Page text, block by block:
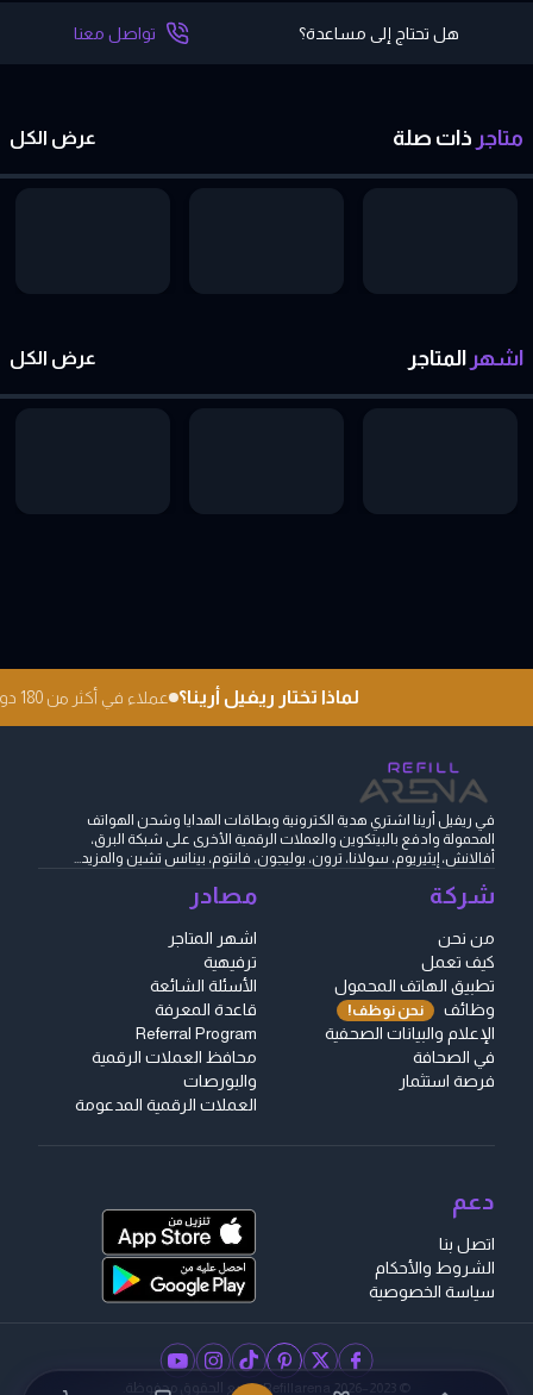
هل تحتاج إلى مساعدة؟ تواصل معنا
متاجر ذات صلة عرض الكل
اشهر المتاجر عرض الكل
لماذا تختار ريفيل أرينا؟ عملاء في أكثر من 180 دولة
في ريفيل أرينا اشتري هدية الكترونية وبطاقات الهدايا وشحن الهواتف
المحمولة وادفع بالبيتكوين والعملات الرقمية الأخرى على شبكة البرق،
أفالانش، إيثيريوم، سولانا، ترون، بوليجون، فانتوم، بينانس تشين والمزيد...
شركة
من نحن
كيف تعمل
تطبيق الهاتف المحمول
وظائف
نحن نوظف!
الإعلام والبيانات الصحفية
في الصحافة
فرصة استثمار
مصادر
اشهر المتاجر
ترفيهية
الأسئلة الشائعة
قاعدة المعرفة
Referral Program
محافظ العملات الرقمية
والبورصات
العملات الرقمية المدعومة
دعم
اتصل بنا
الشروط والأحكام
سياسة الخصوصية
facebook
twitter
pinterest
tiktok
instagram
youtube
© 2023–2026 Refillarena. جميع الحقوق محفوظة